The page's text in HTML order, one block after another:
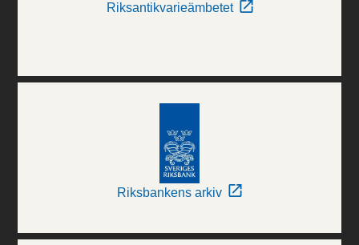
Riksantikvarieämbetet
Riksbankens arkiv